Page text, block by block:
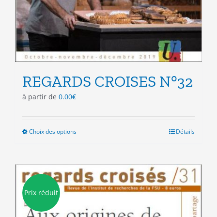
REGARDS CROISES N°32
à partir de 0.00€
Choix des optionsCe
plusieurs
variations.
Les
peuvent
Détails
Prix réduit